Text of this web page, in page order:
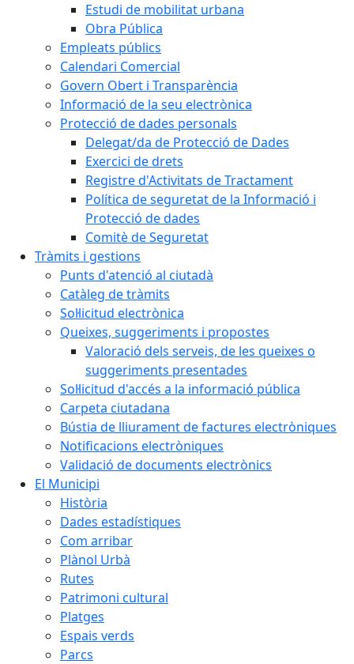
Estudi de mobilitat urbana
Obra Pública
Empleats públics
Calendari Comercial
Govern Obert i Transparència
Informació de la seu electrònica
Protecció de dades personals
Delegat/da de Protecció de Dades
Exercici de drets
Registre d'Activitats de Tractament
Política de seguretat de la Informació i
Protecció de dades
Comitè de Seguretat
Tràmits i gestions
Punts d'atenció al ciutadà
Catàleg de tràmits
Sol·licitud electrònica
Queixes, suggeriments i propostes
Valoració dels serveis, de les queixes o
suggeriments presentades
Sol·licitud d'accés a la informació pública
Carpeta ciutadana
Bústia de lliurament de factures electròniques
Notificacions electròniques
Validació de documents electrònics
El Municipi
Història
Dades estadístiques
Com arribar
Plànol Urbà
Rutes
Patrimoni cultural
Platges
Espais verds
Parcs